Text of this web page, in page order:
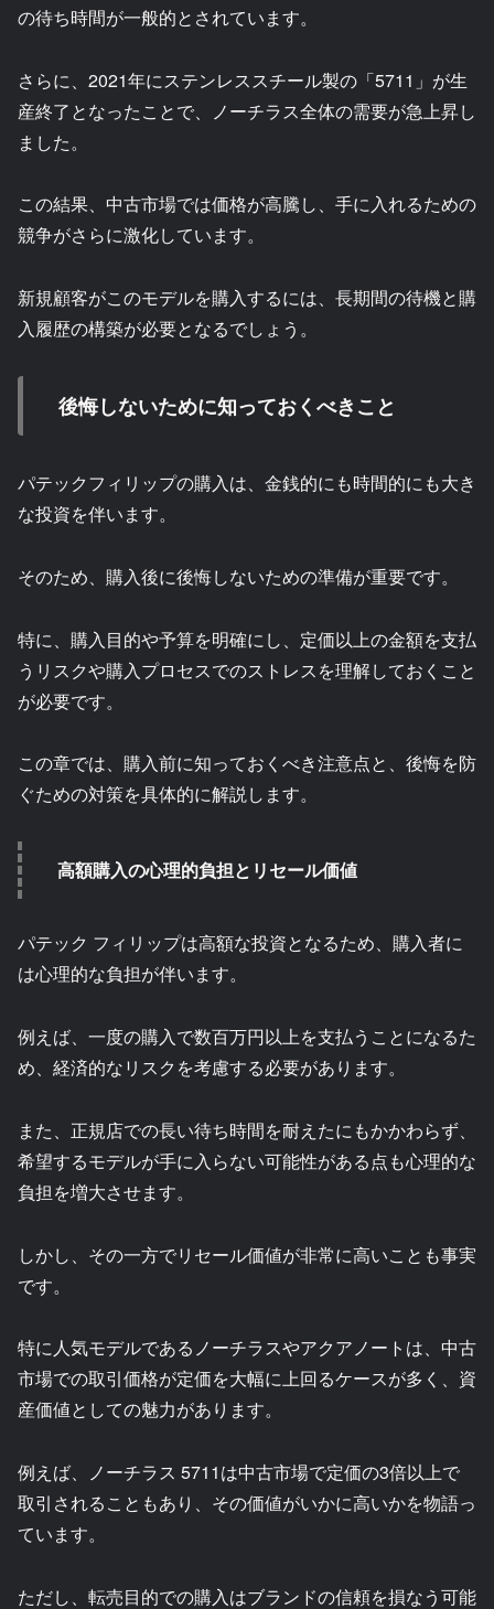
の待ち時間が一般的とされています。
さらに、2021年にステンレススチール製の「5711」が生
産終了となったことで、ノーチラス全体の需要が急上昇し
ました。
この結果、中古市場では価格が高騰し、手に入れるための
競争がさらに激化しています。
新規顧客がこのモデルを購入するには、長期間の待機と購
入履歴の構築が必要となるでしょう。
後悔しないために知っておくべきこと
パテックフィリップの購入は、金銭的にも時間的にも大き
な投資を伴います。
そのため、購入後に後悔しないための準備が重要です。
特に、購入目的や予算を明確にし、定価以上の金額を支払
うリスクや購入プロセスでのストレスを理解しておくこと
が必要です。
この章では、購入前に知っておくべき注意点と、後悔を防
ぐための対策を具体的に解説します。
高額購入の心理的負担とリセール価値
パテック フィリップは高額な投資となるため、購入者に
は心理的な負担が伴います。
例えば、一度の購入で数百万円以上を支払うことになるた
め、経済的なリスクを考慮する必要があります。
また、正規店での長い待ち時間を耐えたにもかかわらず、
希望するモデルが手に入らない可能性がある点も心理的な
負担を増大させます。
しかし、その一方でリセール価値が非常に高いことも事実
です。
特に人気モデルであるノーチラスやアクアノートは、中古
市場での取引価格が定価を大幅に上回るケースが多く、資
産価値としての魅力があります。
例えば、ノーチラス 5711は中古市場で定価の3倍以上で
取引されることもあり、その価値がいかに高いかを物語っ
ています。
ただし、転売目的での購入はブランドの信頼を損なう可能